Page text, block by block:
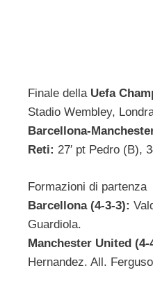
Finale dellaUefa
Stadio Wembley,
Barcellona-
Reti: 27′ pt Pedro (B),
Formazioni di partenza
Barcellona (4-3-3):
Guardiola.
Manchester United (4-
Hernandez. All.